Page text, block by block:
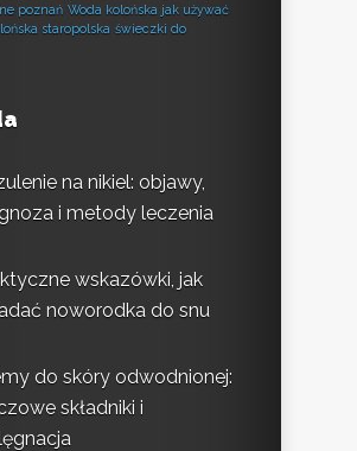
poznań Woda kolońska jak używać
staropolska świeczki do
na nikiel: objawy,
i metody leczenia
wskazówki, jak
noworodka do snu
do skóry odwodnionej:
składniki i